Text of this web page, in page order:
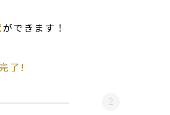
ができます！
完了!
2